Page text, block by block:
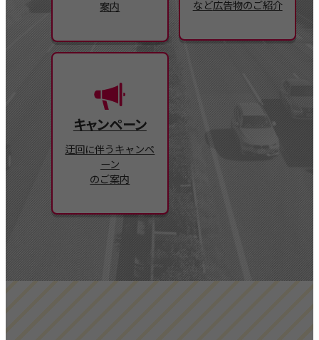
案内 など広告物のご紹介
キャンペーン
迂回に伴うキャンペ
ーン
のご案内